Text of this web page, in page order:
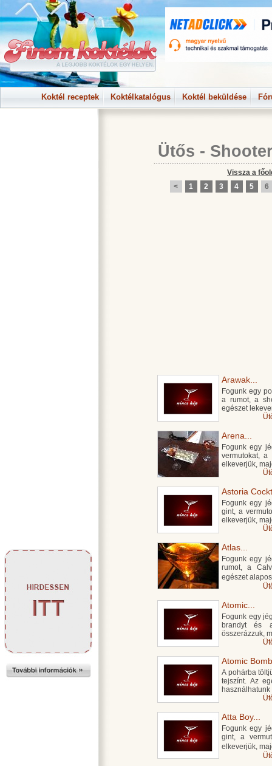
Koktél receptek Koktélkatalógus Koktél beküldése
Ütős -
Vissza a
<
1 2 3 4 5 6
Arawak...
Fogunk egy
a rumot, a
egészet
Arena...
Fogunk egy
vermutokat,
elkeverjük,
Astoria
Fogunk egy
gint, a
elkeverjük,
Atlas...
Fogunk egy
rumot, a
egészet
Atomic...
Fogunk egy
brandyt és
összerázzuk,
Atomic
A pohárba
tejszínt. Az
Atta Boy...
Fogunk egy
gint, a
elkeverjük,